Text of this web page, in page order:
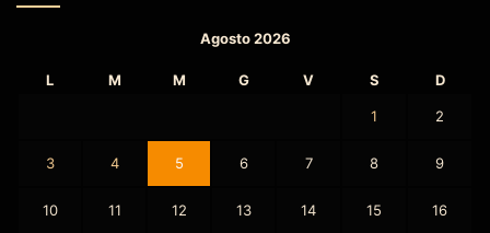
Agosto 2026
L M M G V S D
1 2
3 4 5 6 7 8 9
10 11 12 13 14 15 16